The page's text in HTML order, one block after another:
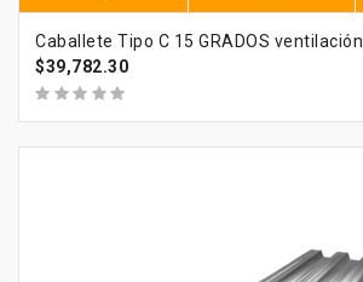
Caballete Tipo C 15 GRADOS ventilación
$39,782.30